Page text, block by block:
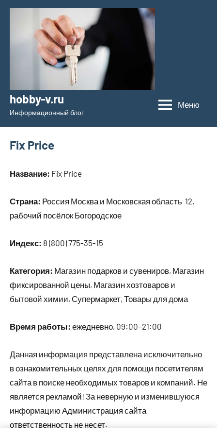
Перейти
содержимому
hobby-v.ru
Информационный блог
Меню
Fix Price
Название: Fix Price
Страна: Россия Москва и Московская область 12,
рабочий посёлок Богородское
Индекс: 8 (800) 775-35-15
Категория: Магазин подарков и сувениров, Магазин
фиксированной цены, Магазин хозтоваров и
бытовой химии, Супермаркет, Товары для дома
Время работы: ежедневно, 09:00–21:00
Данная информация представлена исключительно
в ознакомительных целях для помощи посетителям
сайта в поиске необходимых товаров и компаний. Не
является рекламой! За неверную и изменившуюся
информацию Администрация сайта
ответственность не несет.